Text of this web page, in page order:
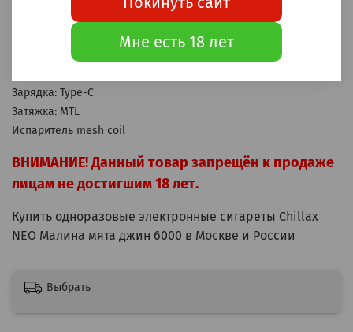
Корпус: пластик
Зарядка: Type-C
Затяжка: MTL
Испаритель mesh coil
ВНИМАНИЕ! Данный товар запрещён к продаже
лицам не достигшим 18 лет.
Купить одноразовые электронные сигареты Chillax
NEO Малина мята джин 6000 в Москве и России
Выбрать
Мне есть 18 лет